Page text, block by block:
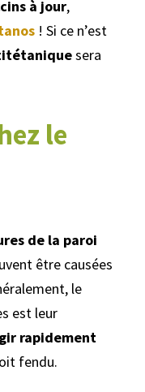
à jour,
! Si ce n’est
sera
le
de la paroi
être causées
le
est leur
rapidement
fendu.